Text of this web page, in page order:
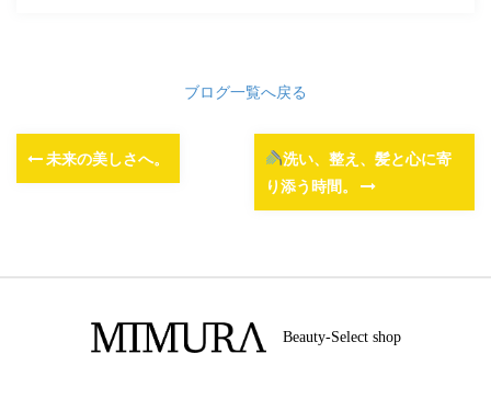
ブログ一覧へ戻る
未来の美しさへ。
洗い、整え、髪と心に寄
り添う時間。
Beauty-Select shop